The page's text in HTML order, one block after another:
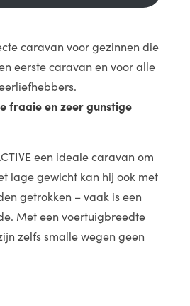
caravan voor gezinnen die
eerste caravan en voor alle
fraaie en zeer gunstige
een ideale caravan om
lage gewicht kan hij ook met
getrokken – vaak is een
Met een voertuigbreedte
zelfs smalle wegen geen